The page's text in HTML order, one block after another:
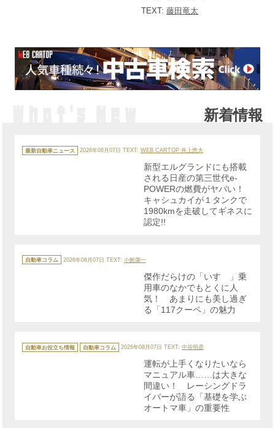
TEXT: 藤田竜太
新着情報
テ
ゴ
最新自動車ニュース 2026年08月07日 TEXT: WEB CARTOP 井上悠大
新型エルグランドにも搭載
される日産の第三世代e-
POWERの燃費がヤバい！
キャシュカイが１タンクで
1980kmを走破してギネスに
認定!!
テ
ゴ
自動車コラム 2026年08月07日 TEXT: 小鮒康一
傑作だらけの「いすゞ」乗
用車のなかでもとくに人
気！ あまりにも美し過ぎ
る「117クーペ」の魅力
テ
ゴ
自動車お役立ち情報 自動車コラム 2026年08月07日 TEXT: 中谷明彦
運転が上手くなりたいなら
マニュアル車……は大きな
間違い！ レーシングドラ
イバーが語る「基礎を学ぶ
オートマ車」の重要性